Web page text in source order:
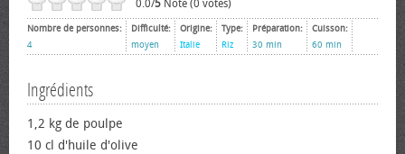
0.0/5 Note (0 votes)
Nombre de personnes:
4
Difficulté:
moyen
Origine:
Italie
Type:
Riz
Préparation:
30 min
Cuisson:
60 min
Ingrédients
1,2 kg de poulpe
10 cl d'huile d'olive